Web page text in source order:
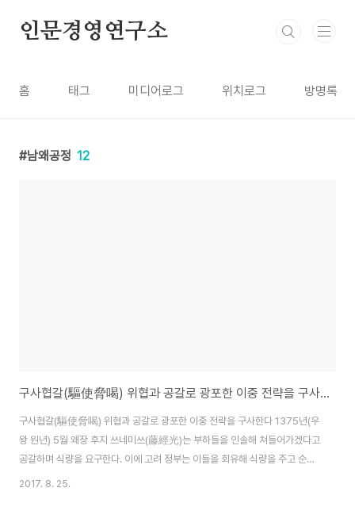
인문경영연구소
홈 태그 미디어로그 위치로그 방명록
남왜공정 12
구사협갈(驅使脅喝) 위협과 공갈로 광포한 이중 전략을 구사한다
구사협갈(驅使脅喝) 위협과 공갈로 광포한 이중 전략을 구사한다 1375년(우
왕 원년) 5월 왜장 후지 쓰네미쓰(藤經光)는 부하들을 인솔해 쳐들어가겠다고
공갈하며 식량을 요구한다. 이에 고려 정부는 이들을 회유해 식량을 주고 순천
과 연기 등지에서 살게 했다. 그런데 이 일은 결과적으로 왜구가 더욱 포악해 지
2017. 8. 25.